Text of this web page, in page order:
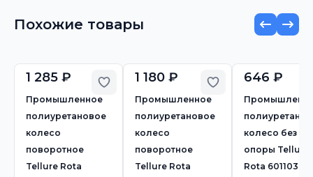
Похожие товары
Добавить в избранное
1 285 ₽
Промышленное
полиуретановое
колесо
поворотное
Tellure Rota
Добавить в
1 180 ₽
Промышленное
полиуретановое
колесо
поворотное
Tellure Rota
646 ₽
колесо без
опоры Tellure
Rota 601103